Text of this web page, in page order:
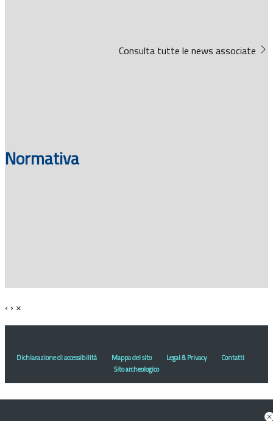
Consulta tutte le news associate
Normativa
‹ › ×
Dichiarazione di accessibilità Mappa del sito Legal & Privacy
Contatti
Sito archeologico